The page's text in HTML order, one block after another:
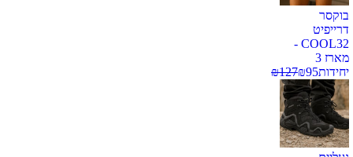
בוקסר
דרייפיט
COOL32 -
מארז 3
יחידות
₪95
₪127